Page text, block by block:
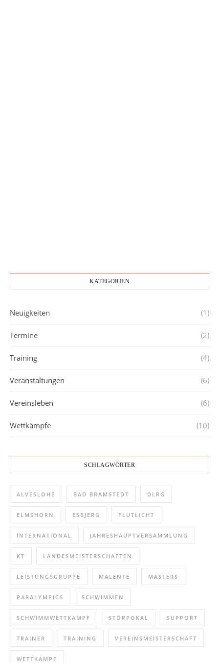
KATEGORIEN
Neuigkeiten (1)
Termine (2)
Training (4)
Veranstaltungen (6)
Vereinsleben (6)
Wettkämpfe (10)
SCHLAGWÖRTER
ALVESLOHE BAD BRAMSTEDT DLRG
ELMSHORN ESBJERG FLUTLICHT
INTERNATIONAL JAHRESHAUPTVERSAMMLUNG
KT LANDESMEISTERSCHAFTEN
LEISTUNGSGRUPPE MALENTE MASTERS
PARALYMPICS SCHWIMMEN
SCHWIMMWETTKAMPF STÖRPOKAL SUPPORT
TRAINER TRAINING VEREINSMEISTERSCHAFT
WETTKAMPF